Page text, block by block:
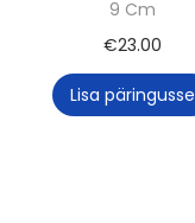
9 Cm
€23.00
Lisa päringusse